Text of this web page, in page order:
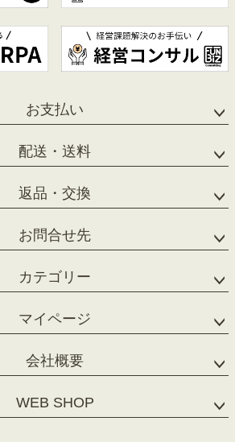
お支払い
配送・送料
返品・交換
お問合せ先
カテゴリー
マイページ
会社概要
WEB SHOP